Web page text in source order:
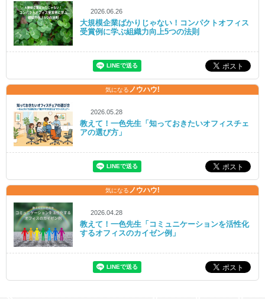
2026.06.26
大規模企業ばかりじゃない！コンパクトオフィス
受賞例に学ぶ組織力向上5つの法則
気になるノウハウ!
2026.05.28
教えて！一色先生「知っておきたいオフィスチェ
アの選び方」
気になるノウハウ!
2026.04.28
教えて！一色先生「コミュニケーションを活性化
するオフィスのカイゼン例」